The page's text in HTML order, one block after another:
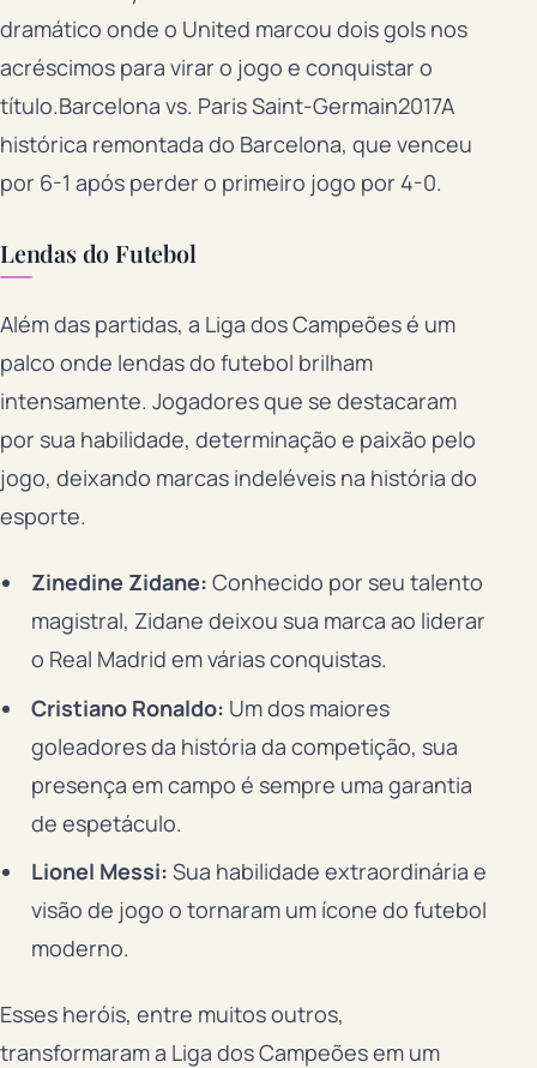
dramático onde o United marcou dois gols nos
acréscimos para virar o jogo e conquistar o
título.Barcelona vs. Paris Saint-Germain2017A
histórica remontada do Barcelona, que venceu
por 6-1 após perder o primeiro jogo por 4-0.
Lendas do Futebol
Além das partidas, a Liga dos Campeões é um
palco onde lendas do futebol brilham
intensamente. Jogadores que se destacaram
por sua habilidade, determinação e paixão pelo
jogo, deixando marcas indeléveis na história do
esporte.
Zinedine Zidane: Conhecido por seu talento
magistral, Zidane deixou sua marca ao liderar
o Real Madrid em várias conquistas.
Cristiano Ronaldo: Um dos maiores
goleadores da história da competição, sua
presença em campo é sempre uma garantia
de espetáculo.
Lionel Messi: Sua habilidade extraordinária e
visão de jogo o tornaram um ícone do futebol
moderno.
Esses heróis, entre muitos outros,
transformaram a Liga dos Campeões em um